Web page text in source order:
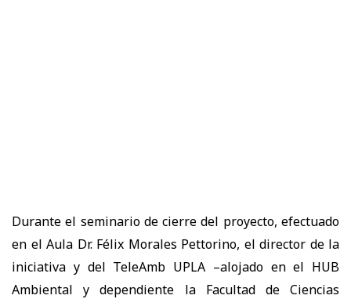
Durante el seminario de cierre del proyecto, efectuado
en el Aula Dr. Félix Morales Pettorino, el director de la
iniciativa y del TeleAmb UPLA –alojado en el HUB
Ambiental y dependiente la Facultad de Ciencias